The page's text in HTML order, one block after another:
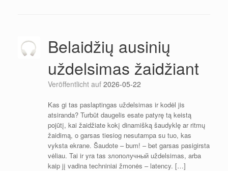
Belaidžių ausinių
uždelsimas žaidžiant
Veröffentlicht auf 2026-05-22
Kas gi tas paslaptingas uždelsimas ir kodėl jis
atsiranda? Turbūt daugelis esate patyrę tą keistą
pojūtį, kai žaidžiate kokį dinamišką šaudyklę ar ritmų
žaidimą, o garsas tiesiog nesutampa su tuo, kas
vyksta ekrane. Šaudote – bum! – bet garsas pasigirsta
vėliau. Tai ir yra tas злополучный uždelsimas, arba
kaip jį vadina techniniai žmonės – latency. […]